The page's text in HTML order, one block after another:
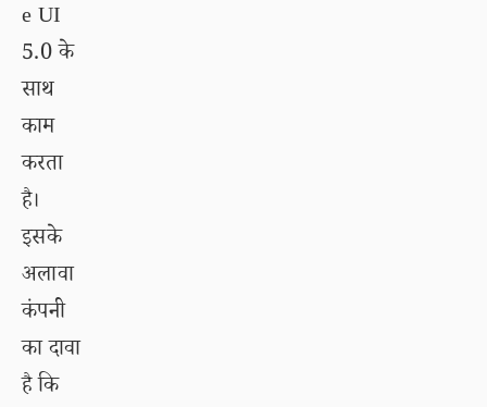
e UI
5.0 के
साथ
काम
करता
है।
इसके
अलावा
कंपनी
का दावा
है कि